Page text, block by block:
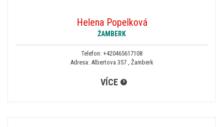
Helena Popelková
ŽAMBERK
Telefon: +420465617108
Adresa: Albertova 357 , Žamberk
VÍCE